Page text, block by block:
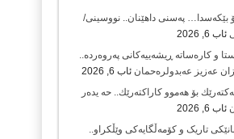
بێکەسدا… پەسنی داهێنان.. نووسینی/
ئاب 6, 2026
و کارەساتە ڕیشەییەکانی پەروەردە..
عەزیز عەبدولرەحمان ئاب 6, 2026
بۆ هەموو كاراكتەرێك.. حه یدەر
ئاب 6, 2026
تاریک و کۆمەڵگایەکی وێڵکراو..